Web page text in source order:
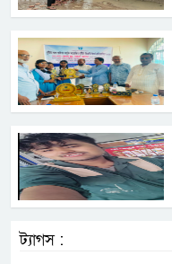
ট্যাগস :